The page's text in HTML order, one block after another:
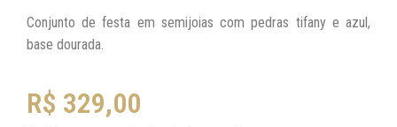
Conjunto de festa em semijoias com pedras tifany e azul,
base dourada.
R$ 329,00